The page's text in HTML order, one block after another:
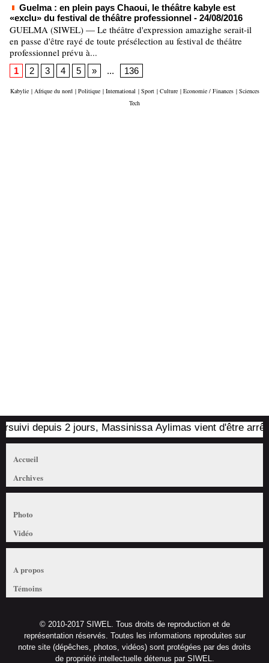
Guelma : en plein pays Chaoui, le théâtre kabyle est
«exclu» du festival de théâtre professionnel - 24/08/2016
GUELMA (SIWEL) — Le théâtre d'expression amazighe serait-il
en passe d'être rayé de toute présélection au festival de théâtre
professionnel prévu à...
1 2 3 4 5 » ... 136
Kabylie | Afrique du nord | Politique | International | Sport | Culture | Economie / Finances | Sciences
Tech
depuis 2 jours, Massinissa Aylimas vient d'être arrêté
Accueil
Archives
Photo
Vidéo
A propos
Témoins
© 2010-2017 SIWEL. Tous droits de reproduction et de
représentation réservés. Toutes les informations reproduites sur
notre site (dépêches, photos, vidéos) sont protégées par des droits
de propriété intellectuelle détenus par SIWEL.